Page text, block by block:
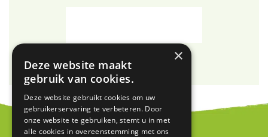
×
Deze website maakt
gebruik van cookies.
Deze website gebruikt cookies om uw
gebruikerservaring te verbeteren. Door
onze website te gebruiken, stemt u in met
alle cookies in overeenstemming met ons